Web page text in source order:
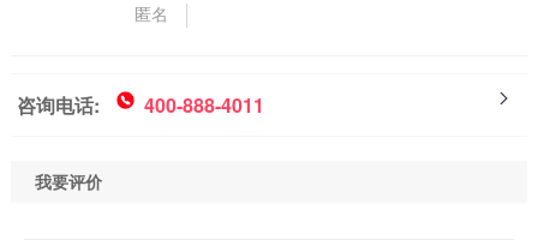
匿名
咨询电话: 400-888-4011
我要评价